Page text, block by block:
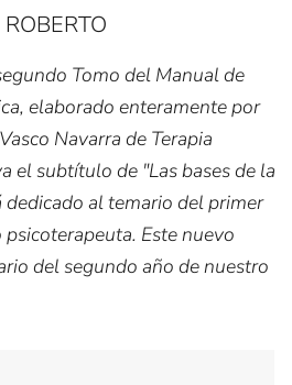
Tomo del Manual de
elaborado enteramente por
Navarra de Terapia
el subtítulo de "Las bases de la
dedicado al temario del primer
Este nuevo
del segundo año de nuestro